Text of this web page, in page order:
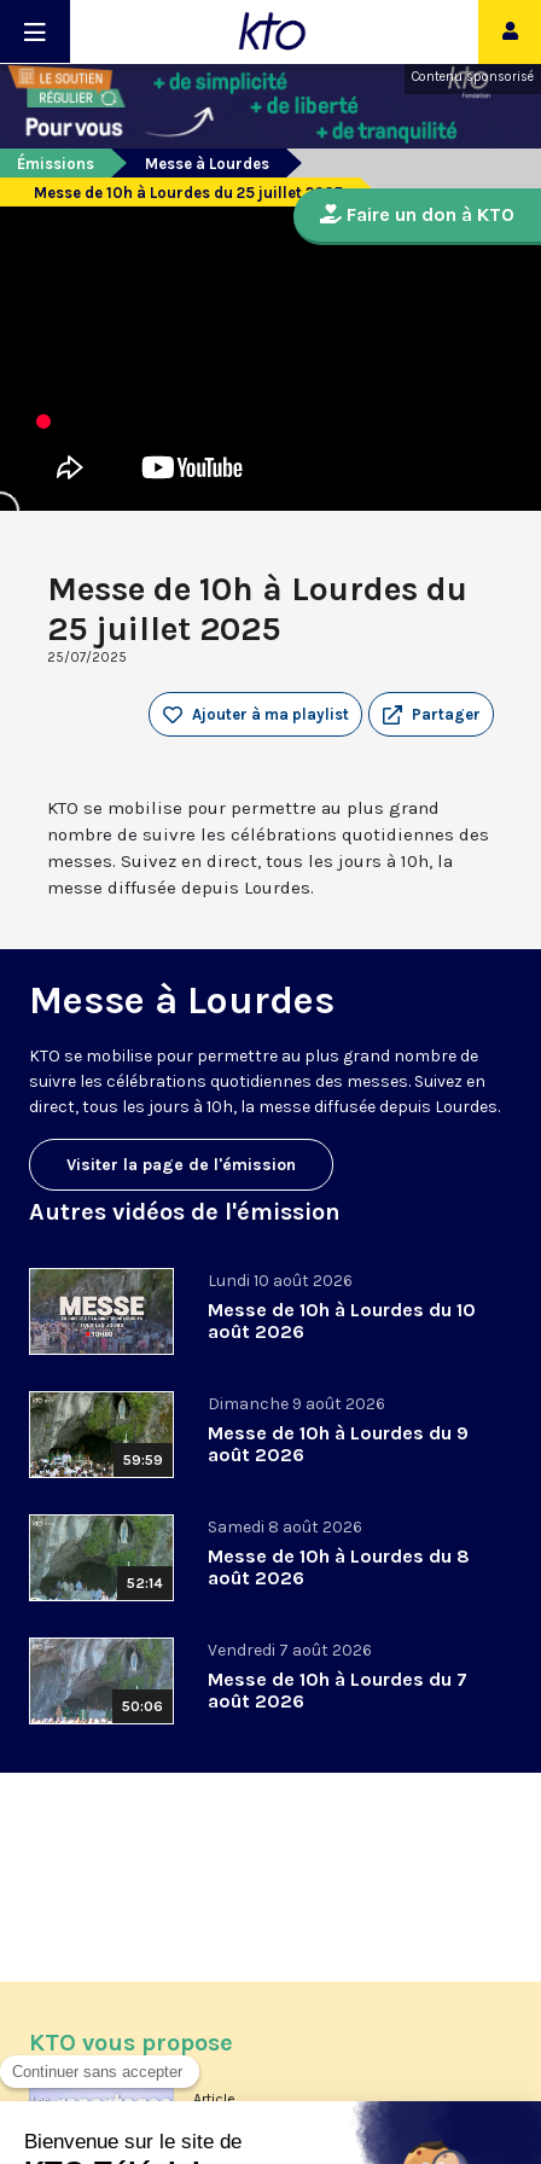
Contenu sponsorisé
Émissions
Messe à Lourdes
Messe de 10h à Lourdes du 25 juillet 2025
Messe de 10h à Lourdes du
25 juillet 2025
25/07/2025
Partager
Ajouter à ma playlist
KTO se mobilise pour permettre au plus grand
nombre de suivre les célébrations quotidiennes des
messes. Suivez en direct, tous les jours à 10h, la
messe diffusée depuis Lourdes.
Messe à Lourdes
KTO se mobilise pour permettre au plus grand nombre de
suivre les célébrations quotidiennes des messes. Suivez en
direct, tous les jours à 10h, la messe diffusée depuis Lourdes.
Visiter la page de l'émission
Autres vidéos de l'émission
Lundi 10 août 2026
Messe de 10h à Lourdes du 10
août 2026
59:59
Dimanche 9 août 2026
Messe de 10h à Lourdes du 9
août 2026
52:14
Samedi 8 août 2026
Messe de 10h à Lourdes du 8
août 2026
50:06
Vendredi 7 août 2026
Messe de 10h à Lourdes du 7
août 2026
Faire un don à KTO
KTO vous propose
Article
Les reportages d'été 2026 de KTO